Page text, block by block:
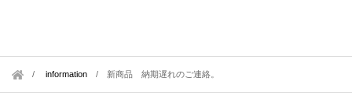
information / 新商品 納期遅れのご連絡。